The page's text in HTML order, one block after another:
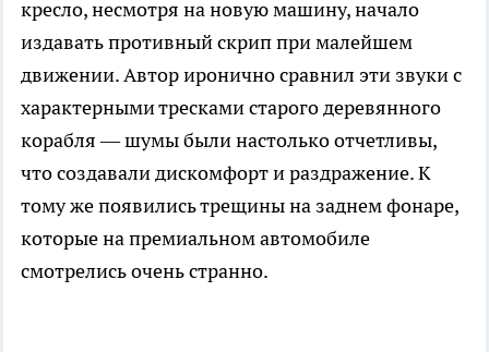
кресло, несмотря на новую машину, начало
издавать противный скрип при малейшем
движении. Автор иронично сравнил эти звуки с
характерными тресками старого деревянного
корабля — шумы были настолько отчетливы,
что создавали дискомфорт и раздражение. К
тому же появились трещины на заднем фонаре,
которые на премиальном автомобиле
смотрелись очень странно.